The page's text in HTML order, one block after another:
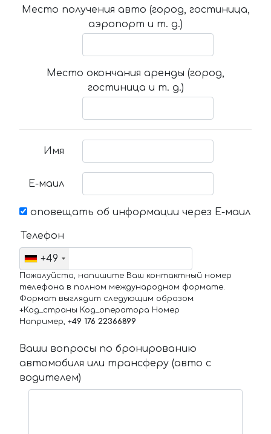
Место получения авто (город, гостиница,
аэропорт и т. д.)
Место окончания аренды (город,
гостиница и т. д.)
Имя
Е-маил
оповещать об информации через Е-маил
Телефон
+49
Пожалуйста, напишите Ваш контактный номер
телефона в полном международном формате.
Формат выглядит следующим образом:
+Код_страны Код_оператора Номер
Например, +49 176 22366899
Ваши вопросы по бронированию
автомобиля или трансферу (авто с
водителем)